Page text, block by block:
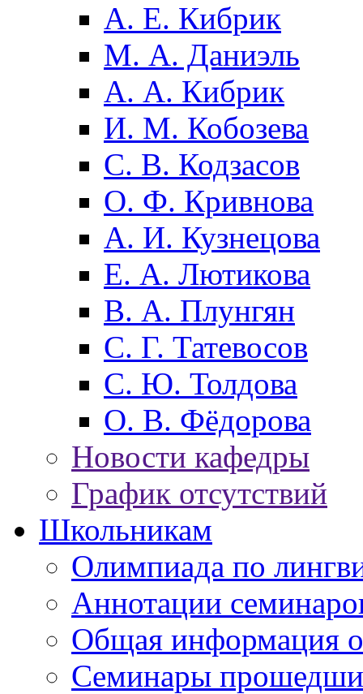
А. Е. Кибрик
М. А. Даниэль
А. А. Кибрик
И. М. Кобозева
С. В. Кодзасов
О. Ф. Кривнова
А. И. Кузнецова
Е. А. Лютикова
В. А. Плунгян
С. Г. Татевосов
С. Ю. Толдова
О. В. Фёдорова
Новости кафедры
График отсутствий
Школьникам
Олимпиада по
Аннотации
Общая информация
Семинары